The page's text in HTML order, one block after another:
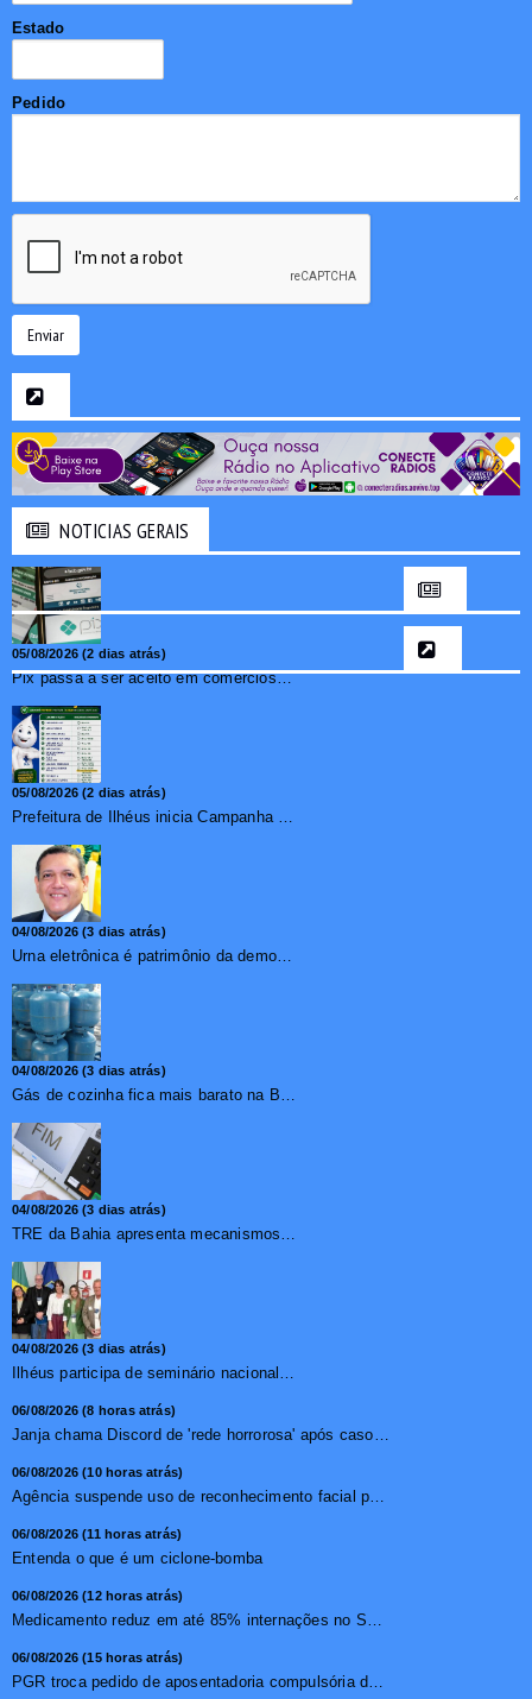
Estado
Pedido
Enviar
NOTICIAS GERAIS
05/08/2026 (2 dias atrás)
Pix passa a ser aceito em comércios de oito países e amplia opções de pagamento para brasileiros no exterior
05/08/2026 (2 dias atrás)
Prefeitura de Ilhéus inicia Campanha de Multivacinação 2026
04/08/2026 (3 dias atrás)
Urna eletrônica é patrimônio da democracia, diz presidente do TSE
04/08/2026 (3 dias atrás)
Gás de cozinha fica mais barato na Bahia após redução de 7,1%
04/08/2026 (3 dias atrás)
TRE da Bahia apresenta mecanismos de segurança das urnas e nova ordem de votação para eleições
04/08/2026 (3 dias atrás)
Ilhéus participa de seminário nacional sobre turismo sustentável e captação de investimentos
06/08/2026 (8 horas atrás)
Janja chama Discord de 'rede horrorosa' após caso de suic�...
06/08/2026 (10 horas atrás)
Agência suspende uso de reconhecimento facial para chamada...
06/08/2026 (11 horas atrás)
Entenda o que é um ciclone-bomba
06/08/2026 (12 horas atrás)
Medicamento reduz em até 85% internações no SUS por fibr...
06/08/2026 (15 horas atrás)
PGR troca pedido de aposentadoria compulsória de Buzzi por...